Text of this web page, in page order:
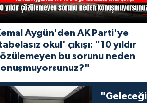
Aygün'den AK Parti'ye
okul' çıkışı: "10 yıldır
bu sorunu neden
"Geleceği